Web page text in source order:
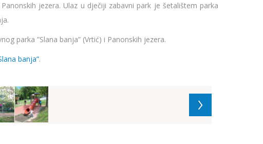
jezera. Ulaz u dječiji zabavni park je šetalištem parka
parka ”Slana banja” (Vrtić) i Panonskih jezera.
banja”.